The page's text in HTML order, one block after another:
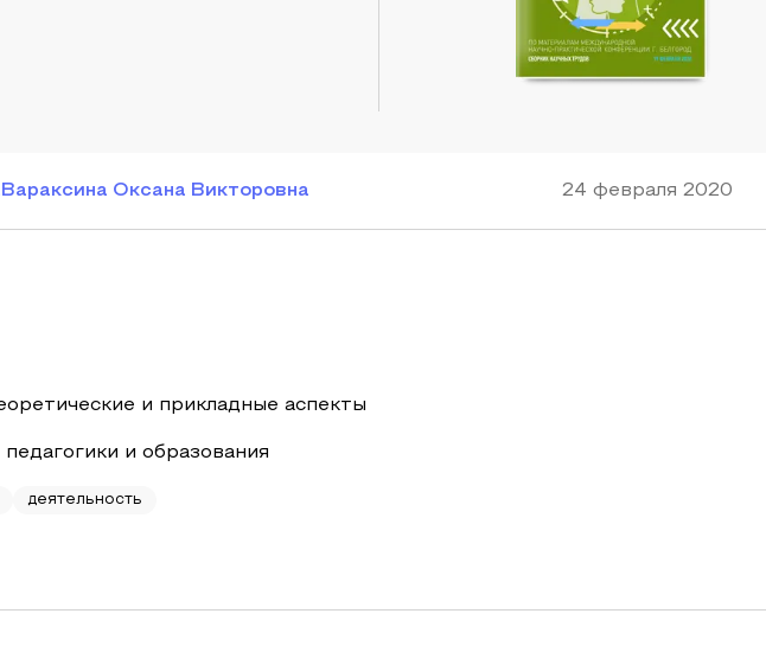
Вараксина Оксана Викторовна 24 февраля 2020
и прикладные аспекты
и образования
деятельность